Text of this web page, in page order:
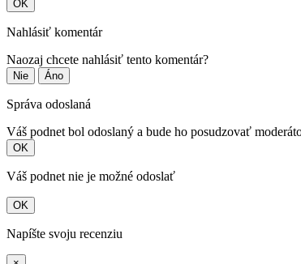
OK
Nahlásiť komentár
Naozaj chcete nahlásiť tento komentár?
Nie Áno
Správa odoslaná
Váš podnet bol odoslaný a bude ho posudzovať
OK
Váš podnet nie je možné odoslať
OK
Napíšte svoju recenziu